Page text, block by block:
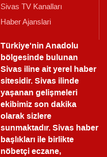
Sivas TV Kanalları
Haber Ajanslari
Türkiye'nin Anadolu
bölgesinde bulunan
Sivas iline ait yerel haber
sitesidir. Sivas ilinde
yaşanan gelişmeleri
ekibimiz son dakika
olarak sizlere
sunmaktadır.Sivas haber
başlıkları ile birlikte
nöbetçi eczane,